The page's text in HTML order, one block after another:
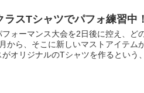
ラスTシャツでパフォ練習中！
フォーマンス大会を2日後に控え、ど
から、そこに新しいマストアイテム
がオリジナルのTシャツを作るという